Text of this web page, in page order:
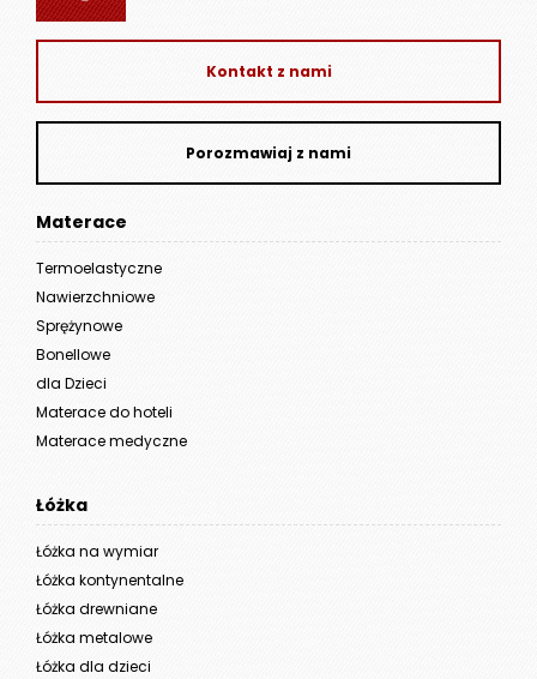
Kontakt z nami
Porozmawiaj z nami
Materace
Termoelastyczne
Nawierzchniowe
Sprężynowe
Bonellowe
dla Dzieci
Materace do hoteli
Materace medyczne
Łóżka
Łóżka na wymiar
Łóżka kontynentalne
Łóżka drewniane
Łóżka metalowe
Łóżka dla dzieci